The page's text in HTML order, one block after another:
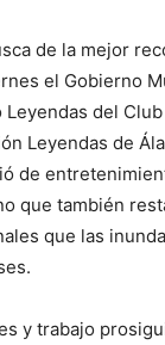
de la mejor
el Gobierno
del
Leyendas de
de
que también
que las
y trabajo